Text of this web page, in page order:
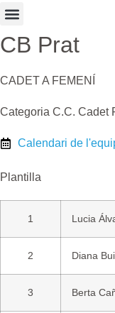
CB Prat
CADET A FEMENÍ
Categoria C.C. Cadet
Calendari de
Plantilla
1 Lucia
2 Diana
3 Berta